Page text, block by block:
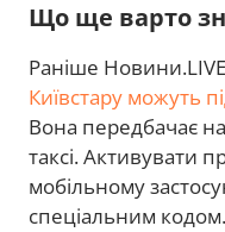
Що ще варто
Раніше
Київстару можуть
Вона передбачає
таксі. Активувати
мобільному
спеціальним кодом.